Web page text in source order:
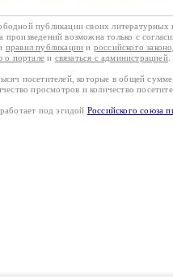
публикации своих
произведений возможна только с
правил публикации и российского
о портале и связаться с администрацией.
посетителей, которые в общей
просмотров и количество
под эгидой Российского союза